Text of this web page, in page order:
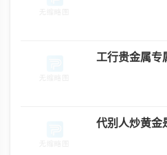
工行贵金属专
代别人炒黄金